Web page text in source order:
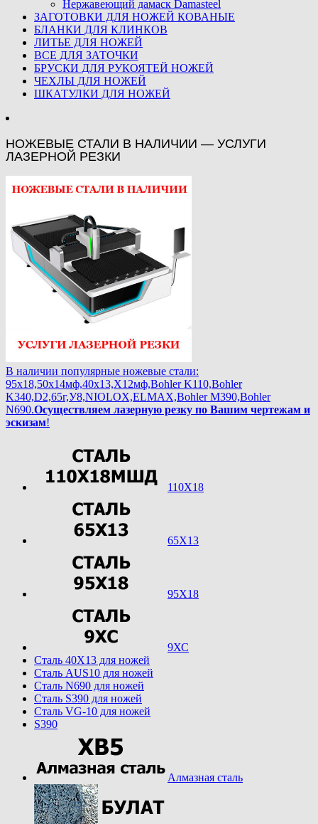
Нержавеющий дамаск Damasteel
ЗАГОТОВКИ ДЛЯ НОЖЕЙ КОВАНЫЕ
БЛАНКИ ДЛЯ КЛИНКОВ
ЛИТЬЕ ДЛЯ НОЖЕЙ
ВСЕ ДЛЯ ЗАТОЧКИ
БРУСКИ ДЛЯ РУКОЯТЕЙ НОЖЕЙ
ЧЕХЛЫ ДЛЯ НОЖЕЙ
ШКАТУЛКИ ДЛЯ НОЖЕЙ
НОЖЕВЫЕ СТАЛИ В НАЛИЧИИ — УСЛУГИ
ЛАЗЕРНОЙ РЕЗКИ
В наличии популярные ножевые стали:
95х18,50х14мф,40х13,Х12мф,Bohler K110,Bohler
K340,D2,65г,У8,NIOLOX,ELMAX,Bohler М390,Bohler
N690.Осуществляем лазерную резку по Вашим чертежам и
эскизам!
110Х18
65Х13
95Х18
9ХС
Cталь 40Х13 для ножей
Cталь AUS10 для ножей
Cталь N690 для ножей
Cталь S390 для ножей
Cталь VG-10 для ножей
S390
Алмазная сталь